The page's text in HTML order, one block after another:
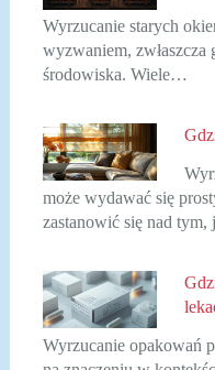
Wyrzucanie starych
wyzwaniem, zwłaszcza
środowiska. Wiele…
może wydawać się
zastanowić się nad
Wyrzucanie opakowań